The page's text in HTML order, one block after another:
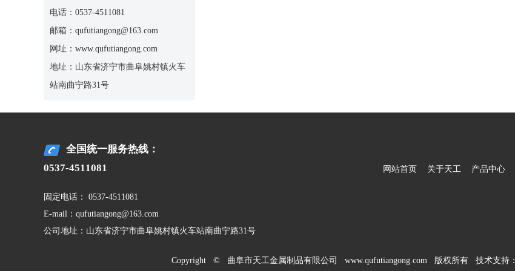
电话：0537-4511081
邮箱：qufutiangong@163.com
网址：www.qufutiangong.com
地址：山东省济宁市曲阜姚村镇火车
站南曲宁路31号
全国统一服务热线：
0537-4511081
固定电话： 0537-4511081
E-mail：qufutiangong@163.com
公司地址：山东省济宁市曲阜姚村镇火车站南曲宁路31号
网站首页 关于天工 产品中心
Copyright © 曲阜市天工金属制品有限公司 www.qufutiangong.com 版权所有 技术支持：